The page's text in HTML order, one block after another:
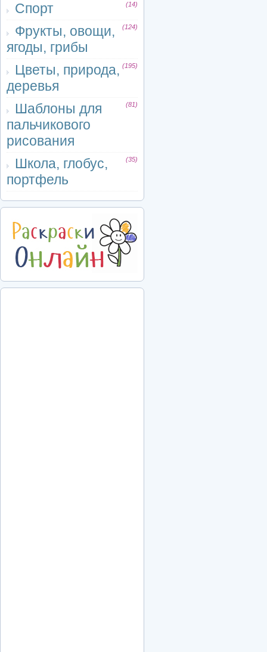
Спорт (14)
Фрукты, овощи,
ягоды, грибы
(124)
Цветы, природа,
деревья
(195)
Шаблоны для
пальчикового
рисования
(81)
Школа, глобус,
портфель
(35)